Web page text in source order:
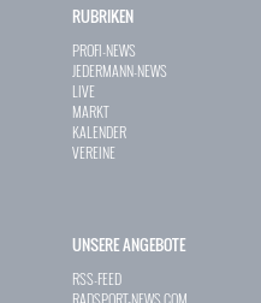
RUBRIKEN
PROFI-NEWS
JEDERMANN-NEWS
LIVE
MARKT
KALENDER
VEREINE
UNSERE ANGEBOTE
RSS-FEED
RADSPORT-NEWS.COM